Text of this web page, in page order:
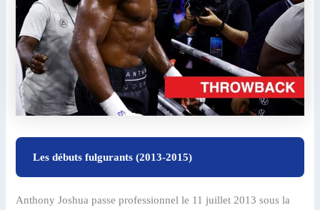
Les débuts fulgurants (2013-2015)
Anthony Joshua passe professionnel le 11 juillet 2013 sous la